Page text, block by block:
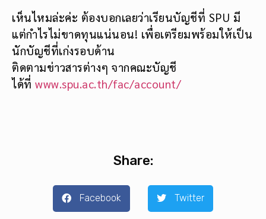
เห็นไหมล่ะค่ะ ต้องบอกเลยว่าเรียนบัญชีที่ SPU มี
แต่กำไรไม่ขาดทุนแน่นอน! เพื่อเตรียมพร้อมให้เป็น
นักบัญชีที่เก่งรอบด้าน
ติดตามข่าวสารต่างๆ จากคณะบัญชี
ได้ที่ www.spu.ac.th/fac/account/
Share:
Facebook Twitter